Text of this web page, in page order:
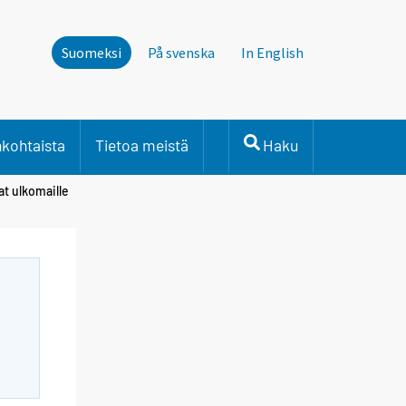
Suomeksi På svenska In English
Tietoa meistä Haku
ulkomaille